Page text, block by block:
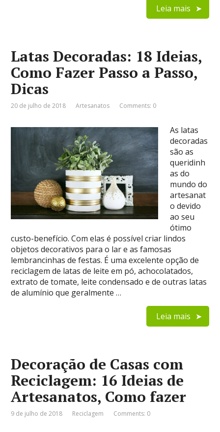
Leia mais
Latas Decoradas: 18 Ideias,
Como Fazer Passo a Passo,
Dicas
20 de julho de 2018 Artesanatos Comments: 0
As latas
decoradas
são as
queridinh
as do
mundo do
artesanat
o devido
ao seu
ótimo
custo-benefício. Com elas é possível criar lindos
objetos decorativos para o lar e as famosas
lembrancinhas de festas. É uma excelente opção de
reciclagem de latas de leite em pó, achocolatados,
extrato de tomate, leite condensado e de outras latas
de alumínio que geralmente …
Leia mais
Decoração de Casas com
Reciclagem: 16 Ideias de
Artesanatos, Como fazer
9 de julho de 2018 Reciclagem Comments: 0